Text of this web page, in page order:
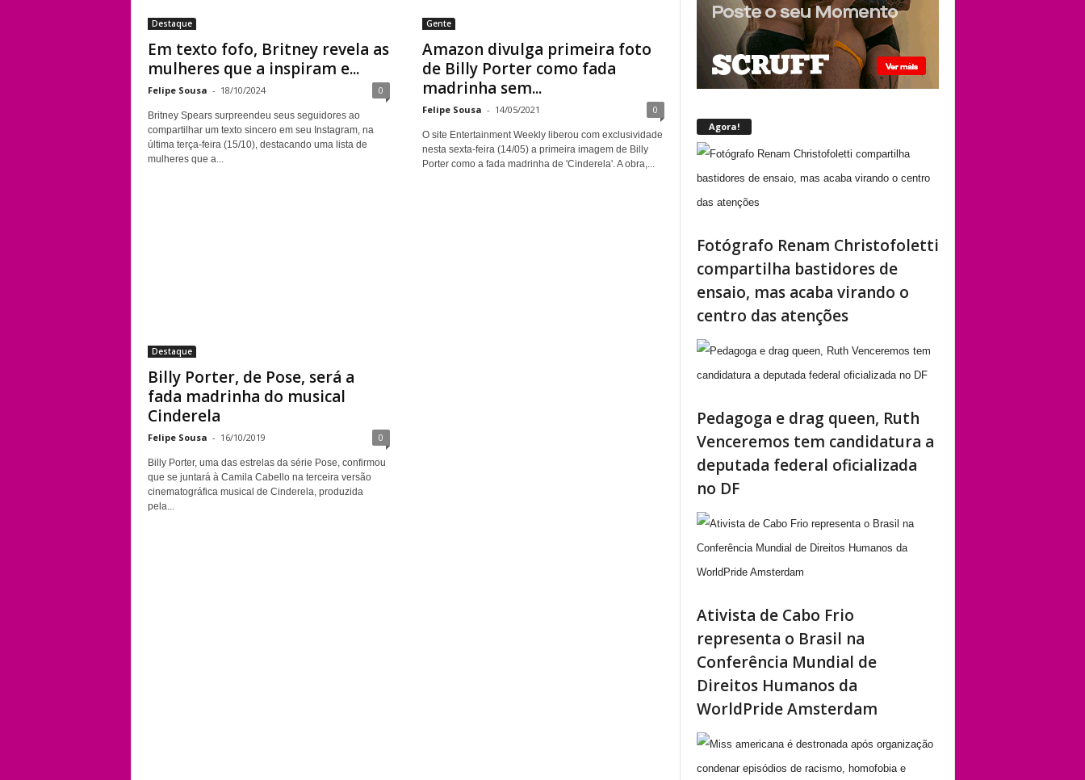
Destaque
Em texto fofo, Britney revela as
mulheres que a inspiram e...
Felipe Sousa - 18/10/2024 0
Britney Spears surpreendeu seus seguidores ao
compartilhar um texto sincero em seu Instagram, na
última terça-feira (15/10), destacando uma lista de
mulheres que a...
Gente
Amazon divulga primeira foto
de Billy Porter como fada
madrinha sem...
Felipe Sousa - 14/05/2021 0
O site Entertainment Weekly liberou com exclusividade
nesta sexta-feira (14/05) a primeira imagem de Billy
Porter como a fada madrinha de 'Cinderela'. A obra,...
Destaque
Billy Porter, de Pose, será a
fada madrinha do musical
Cinderela
Felipe Sousa - 16/10/2019 0
Billy Porter, uma das estrelas da série Pose, confirmou
que se juntará à Camila Cabello na terceira versão
cinematográfica musical de Cinderela, produzida
pela...
Agora!
Fotógrafo Renam Christofoletti
compartilha bastidores de
ensaio, mas acaba virando o
centro das atenções
Pedagoga e drag queen, Ruth
Venceremos tem candidatura a
deputada federal oficializada
no DF
Ativista de Cabo Frio
representa o Brasil na
Conferência Mundial de
Direitos Humanos da
WorldPride Amsterdam